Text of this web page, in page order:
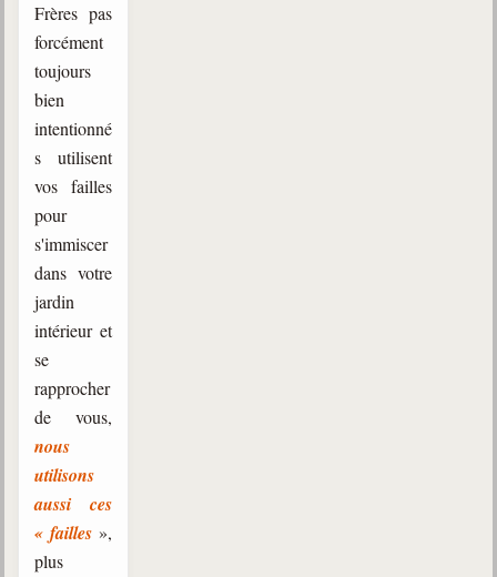
Frères pas
forcément
toujours
bien
intentionné
s utilisent
vos failles
pour
s'immiscer
dans votre
jardin
intérieur et
se
rapprocher
de vous,
nous
utilisons
aussi ces
« failles »,
plus